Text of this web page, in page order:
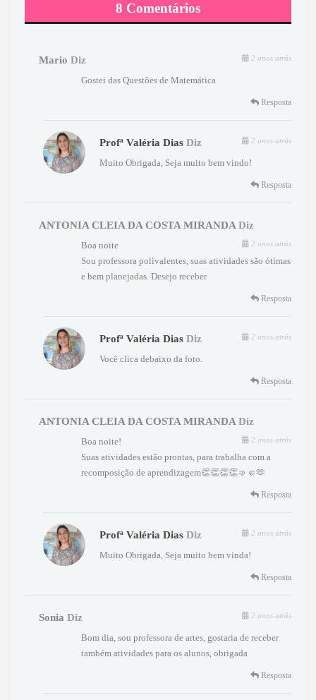
8 Comentários
Mario Diz 2 anos atrás
Gostei das Questões de Matemática
Resposta
Profª Valéria Dias Diz 2 anos atrás
Muito Obrigada, Seja muito bem vindo!
Resposta
ANTONIA CLEIA DA COSTA MIRANDADiz
2 anos atrás
Boa noite
Sou professora polivalentes, suas atividades são ótimas
e bem planejadas. Desejo receber
Resposta
Profª Valéria Dias Diz 2 anos atrás
Você clica debaixo da foto.
Resposta
ANTONIA CLEIA DA COSTA MIRANDADiz
2 anos atrás
Boa noite!
Suas atividades estão prontas, para trabalha com a
recomposição de aprendizagem👏👏👏👏🤜🤛🫶
Resposta
Profª Valéria Dias Diz 2 anos atrás
Muito Obrigada, Seja muito bem vinda!
Resposta
Sonia Diz 2 anos atrás
Bom dia, sou professora de artes, gostaria de receber
também atividades para os alunos, obrigada
Resposta